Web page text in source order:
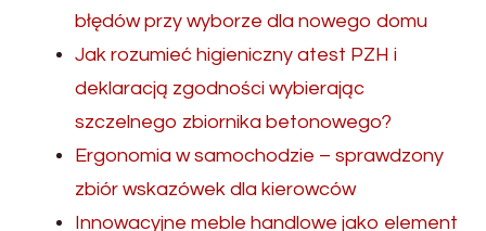
błędów przy wyborze dla nowego domu
Jak rozumieć higieniczny atest PZH i
deklaracją zgodności wybierając
szczelnego zbiornika betonowego?
Ergonomia w samochodzie – sprawdzony
zbiór wskazówek dla kierowców
Innowacyjne meble handlowe jako element